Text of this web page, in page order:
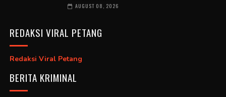
AUGUST 08, 2026
REDAKSI VIRAL PETANG
Redaksi Viral Petang
BERITA KRIMINAL